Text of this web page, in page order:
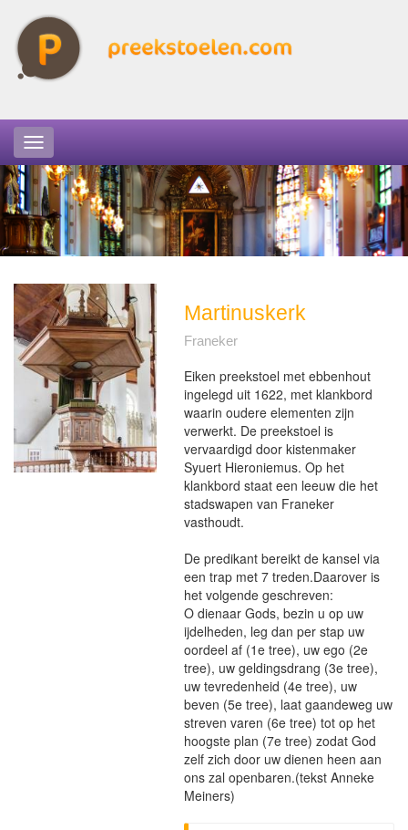
Martinuskerk
Franeker
Eiken preekstoel met ebbenhout
ingelegd uit 1622, met klankbord
waarin oudere elementen zijn
verwerkt. De preekstoel is
vervaardigd door kistenmaker
Syuert Hieroniemus. Op het
klankbord staat een leeuw die het
stadswapen van Franeker
vasthoudt.
De predikant bereikt de kansel via
een trap met 7 treden.Daarover is
het volgende geschreven:
O dienaar Gods, bezin u op uw
ijdelheden, leg dan per stap uw
oordeel af (1e tree), uw ego (2e
tree), uw geldingsdrang (3e tree),
uw tevredenheid (4e tree), uw
beven (5e tree), laat gaandeweg uw
streven varen (6e tree) tot op het
hoogste plan (7e tree) zodat God
zelf zich door uw dienen heen aan
ons zal openbaren.(tekst Anneke
Meiners)